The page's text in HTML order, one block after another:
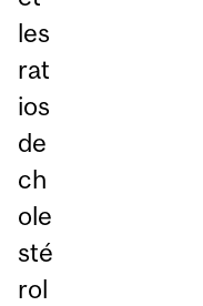
les
rat
ios
de
ch
ole
sté
rol